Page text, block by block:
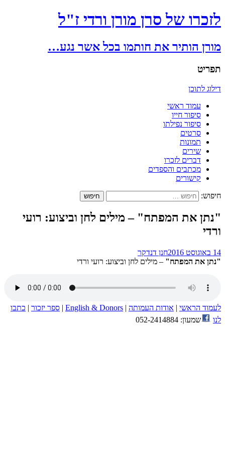
לזכרו של סרן מורן ורדי ז"ל
מורן הותיר את חותמו בכל אשר נגע…
תפריט
דילוג לתוכן
עמוד ראשי
סיפור חייו
סיפור נפילתו
סרטים
תמונות
שירים
דברים לזכרו
מכתבים והספדים
קישורים
חיפוש:
"נתן את המפתח" – מילים לחן וביצוע: רועי
ורדי
14 באוגוסט 2016
חנן דנדקר
"נתן את המפתח" – מילים לחן וביצוע: רועי ורדי
לעמוד הראשי | אודות העמותה |
English & Donors
| ספר יזכור | כתבו
לנו
שמעון: 052-2414884